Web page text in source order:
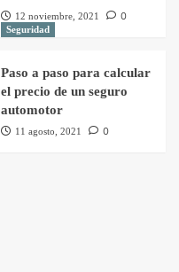
12 noviembre, 2021 0
Seguridad
Paso a paso para calcular
el precio de un seguro
automotor
11 agosto, 2021 0